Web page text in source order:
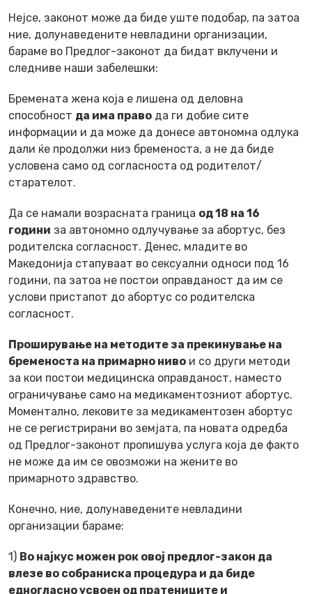
Нејсе, законот може да биде уште подобар, па затоа
ние, долунаведените невладини организации,
бараме во Предлог-законот да бидат вклучени и
следниве наши забелешки:
Бремената жена која е лишена од деловна
способност да има право да ги добие сите
информации и да може да донесе автономна одлука
дали ќе продолжи низ бременоста, а не да биде
условена само од согласноста од родителот/
старателот.
Да се намали возрасната граница од 18 на 16
години за автономно одлучување за абортус, без
родителска согласност. Денес, младите во
Македонија стапуваат во сексуални односи под 16
години, па затоа не постои оправданост да им се
услови пристапот до абортус со родителска
согласност.
Проширување на методите за прекинување на
бременоста на примарно ниво и со други методи
за кои постои медицинска оправданост, наместо
ограничување само на медикаментозниот абортус.
Моментално, лековите за медикаментозен абортус
не се регистрирани во земјата, па новата одредба
од Предлог-законот пропишува услуга која де факто
не може да им се овозможи на жените во
примарното здравство.
Конечно, ние, долунаведените невладини
организации бараме:
1) Во најкус можен рок овој предлог-закон да
влезе во собраниска процедура и да биде
едногласно усвоен од пратениците и